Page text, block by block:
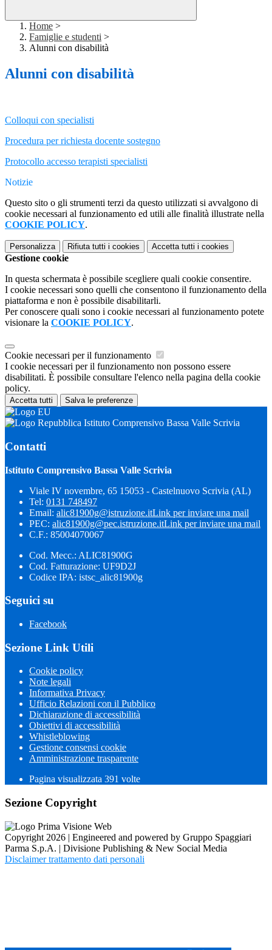
Home >
Famiglie e studenti >
Alunni con disabilità
Alunni con disabilità
Colloqui con specialisti
Procedura per richiesta docente sostegno
Protocollo accesso terapisti specialisti
Notizie
Questo sito o gli strumenti terzi da questo utilizzati si avvalgono di
cookie necessari al funzionamento ed utili alle finalità illustrate nella
COOKIE POLICY.
Personalizza Rifiuta tutti i cookies Accetta tutti i cookies
Gestione cookie
In questa schermata è possibile scegliere quali cookie consentire.
I cookie necessari sono quelli che consentono il funzionamento della
piattaforma e non è possibile disabilitarli.
Per conoscere quali sono i cookie necessari al funzionamento potete
visionare la COOKIE POLICY.
Cookie necessari per il funzionamento
I cookie necessari per il funzionamento non possono essere
disabilitati. È possibile consultare l'elenco nella pagina della cookie
policy.
Accetta tutti Salva le preferenze
Istituto Comprensivo Bassa Valle Scrivia
Contatti
Istituto Comprensivo Bassa Valle Scrivia
Viale IV novembre, 65 15053 - Castelnuovo Scrivia (AL)
Tel: 0131 748497
Email: alic81900g@istruzione.itLink per inviare una mail
PEC: alic81900g@pec.istruzione.itLink per inviare una mail
C.F.: 85004070067
Cod. Mecc.: ALIC81900G
Cod. Fatturazione: UF9D2J
Codice IPA: istsc_alic81900g
Seguici su
Facebook
Sezione Link Utili
Cookie policy
Note legali
Informativa Privacy
Ufficio Relazioni con il Pubblico
Dichiarazione di accessibilità
Obiettivi di accessibilità
Whistleblowing
Gestione consensi cookie
Amministrazione trasparente
Pagina visualizzata 391 volte
Sezione Copyright
Copyright 2026 | Engineered and powered by Gruppo Spaggiari
Parma S.p.A. | Divisione Publishing & New Social Media
Disclaimer trattamento dati personali